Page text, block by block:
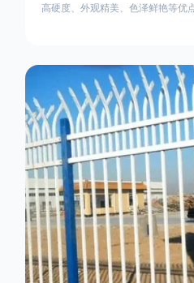
高硬度、外观精美、色泽鲜艳等优
的使用方法主要是应用在人员行走
护栏产品的表面设计较为圆滑，
栏产品的伤害值。在安装前，土木
了的基础